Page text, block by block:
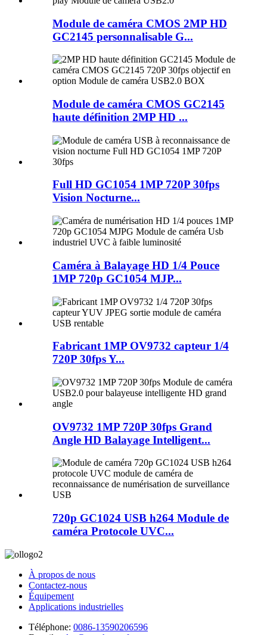
Module de caméra CMOS 2MP HD
GC2145 personnalisable G...
Module de caméra CMOS GC2145
haute définition 2MP HD ...
Full HD GC1054 1MP 720P 30fps
Vision Nocturne...
Caméra à Balayage HD 1/4 Pouce
1MP 720p GC1054 MJP...
Fabricant 1MP OV9732 capteur 1/4
720P 30fps Y...
OV9732 1MP 720P 30fps Grand
Angle HD Balayage Intelligent...
720p GC1024 USB h264 Module de
caméra Protocole UVC...
À propos de nous
Contactez-nous
Équipement
Applications industrielles
Téléphone: 0086-13590206596